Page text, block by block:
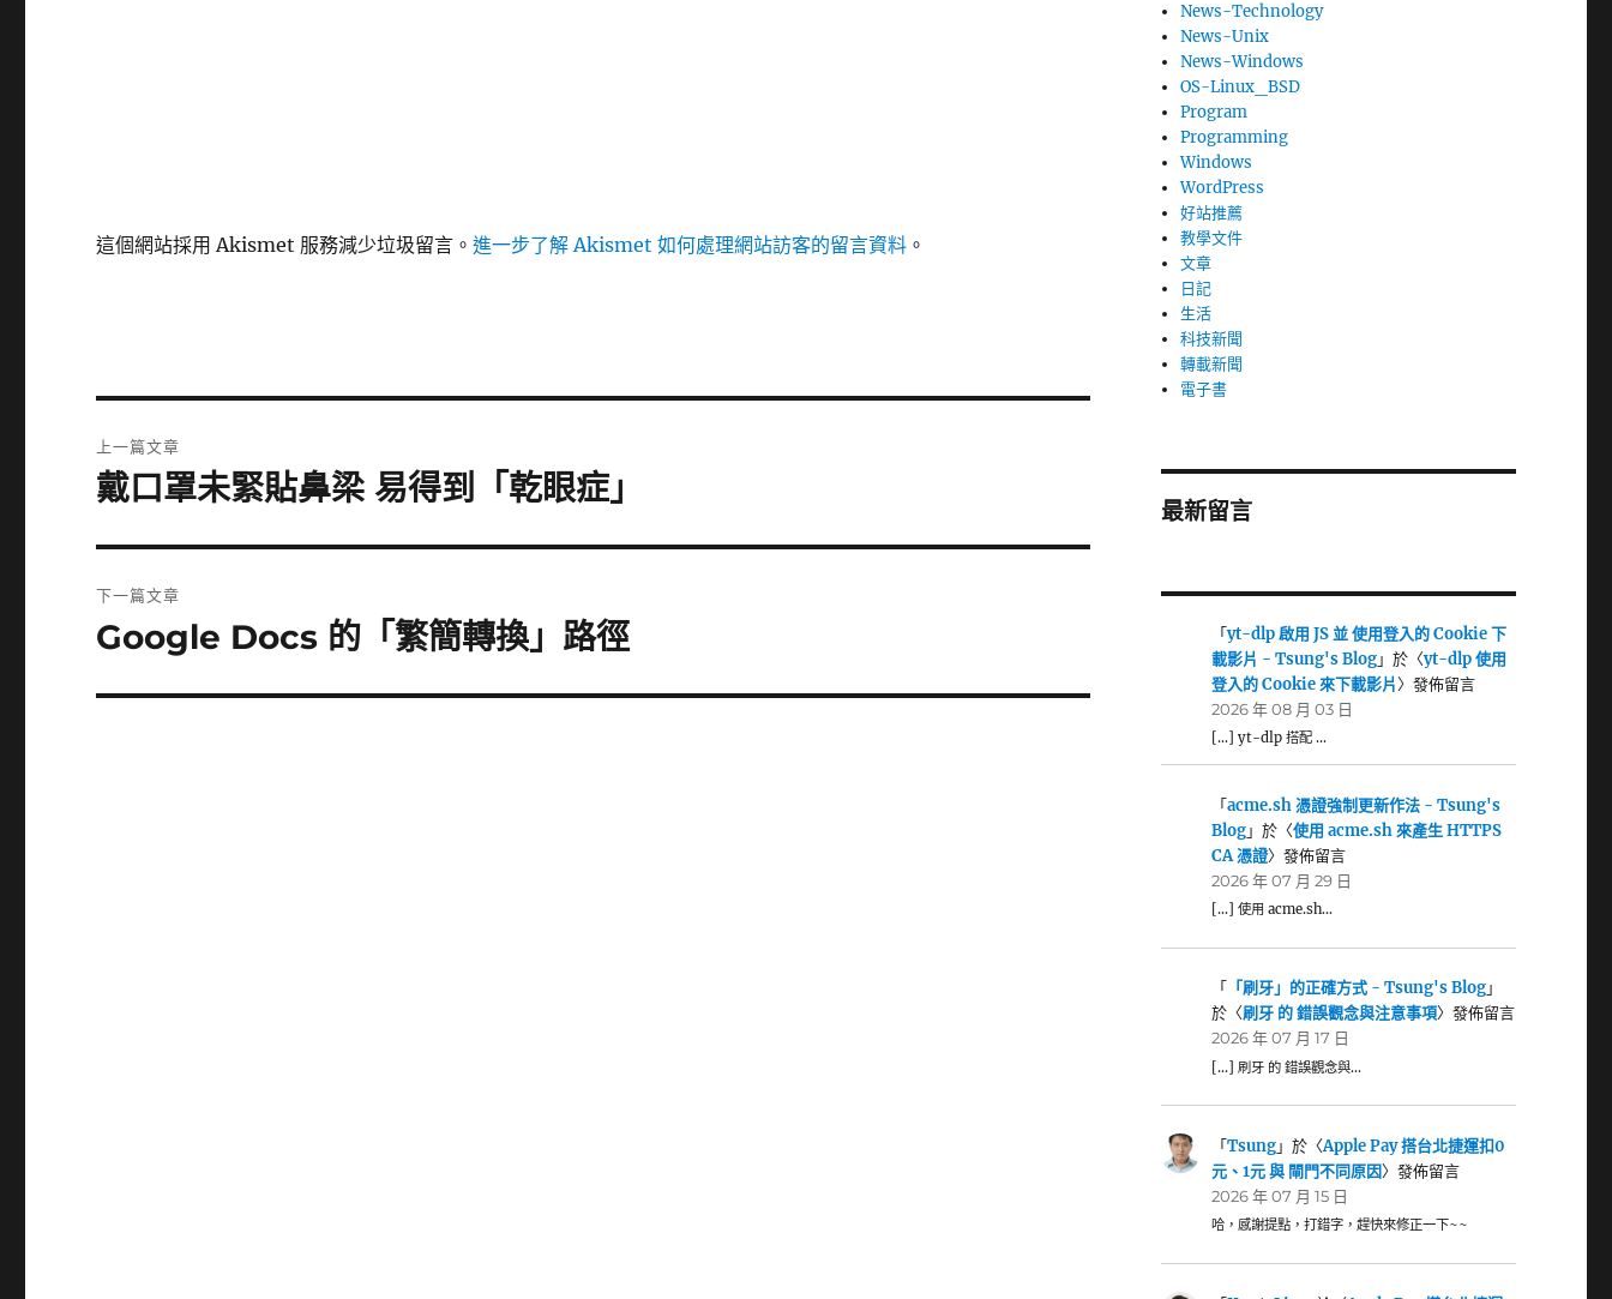
這個網站採用 Akismet 服務減少垃圾留言。進一步了解 Akismet 如何處理網站訪客的留言資料 。
章
上一篇文章
上
篇
文
戴口罩未緊貼鼻梁 易得到「乾眼症」
下一篇文章
下
篇
Google Docs 的「繁簡轉換」路徑
News-Technology
News-Unix
News-Windows
OS-Linux_BSD
Program
Programming
Windows
WordPress
好站推薦
教學文件
文章
日記
生活
科技新聞
轉載新聞
電子書
最新留言
「yt-dlp 啟用 JS 並 使用登入的 Cookie 下
載影片 - Tsung's Blog」於〈yt-dlp 使用
登入的 Cookie 來下載影片〉發佈留言
2026 年 08 月 03 日
[…] yt-dlp 搭配 …
「acme.sh 憑證強制更新作法 - Tsung's
Blog」於〈使用 acme.sh 來產生 HTTPS
CA 憑證〉發佈留言
2026 年 07 月 29 日
[…] 使用 acme.sh…
「 「刷牙」的正確方式 - Tsung's Blog」
於〈刷牙 的 錯誤觀念與注意事項〉發佈留言
2026 年 07 月 17 日
[…] 刷牙 的 錯誤觀念與…
「Tsung」於〈Apple Pay 搭台北捷運扣0
元、1元 與 閘門不同原因〉發佈留言
2026 年 07 月 15 日
哈，感謝提點，打錯字，趕快來修正一下~~